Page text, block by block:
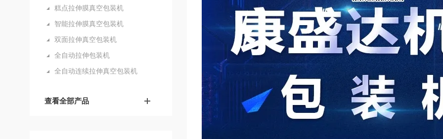
糕点拉伸膜真空包装机
智能拉伸膜真空包装机
双面拉伸真空包装机
全自动拉伸包装机
全自动连续拉伸真空包装机
查看全部产品